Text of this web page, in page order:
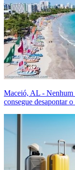
Maceió, AL - Nenhum
consegue desapontar